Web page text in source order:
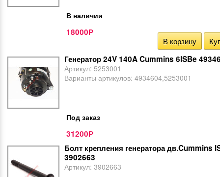
В наличии
18000Р
В корзину
Генератор 24V 140A Cummins 6ISBe
Артикул: 5253001
Варианты артикулов: 4934604,5253001
Под заказ
31200Р
Болт крепления генератора дв.Cummins
3902663
Артикул: 3902663